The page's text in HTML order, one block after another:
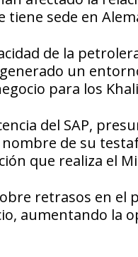
tiene sede en
de la
un
para los
del SAP,
nombre de su
que realiza el
retrasos en el
aumentando la